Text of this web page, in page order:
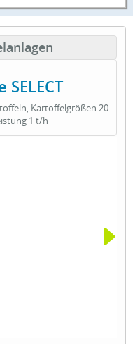
Kartoffelgrößen 20
1 t/h